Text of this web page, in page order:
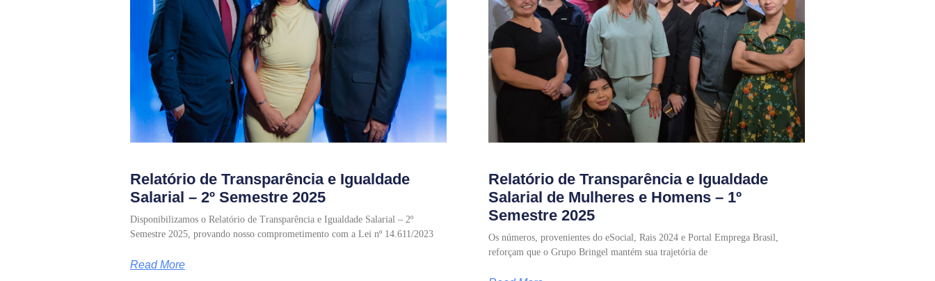
Relatório de Transparência e Igualdade
Salarial – 2º Semestre 2025
Disponibilizamos o Relatório de Transparência e Igualdade Salarial – 2º
Semestre 2025, provando nosso comprometimento com a Lei nº 14.611/2023
Read More
Relatório de Transparência e Igualdade
Salarial de Mulheres e Homens – 1º
Semestre 2025
Os números, provenientes do eSocial, Rais 2024 e Portal Emprega Brasil,
reforçam que o Grupo Bringel mantém sua trajetória de